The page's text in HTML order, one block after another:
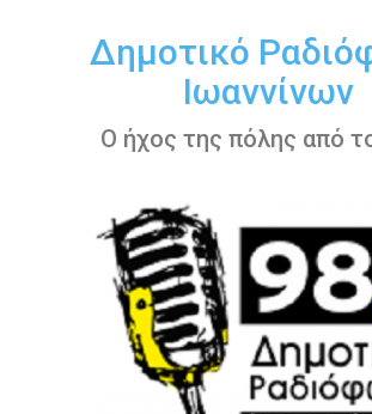
περιεχόμενοΔημοτικό
Ιωαννίνων
Ο ήχος της πόλης από